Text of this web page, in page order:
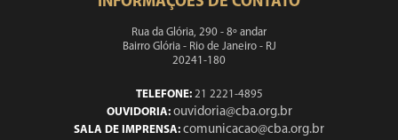
Rua da Glória, 290 - 8º andar
Bairro Glória - Rio de Janeiro - RJ
20241-180
TELEFONE:21 2221-4895
OUVIDORIA: ouvidoria@cba.org.br
SALA DE IMPRENSA: comunicacao@cba.org.br